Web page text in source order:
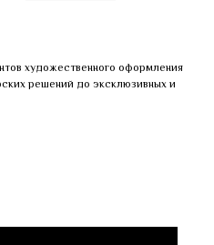
художественного оформления
решений до эксклюзивных и